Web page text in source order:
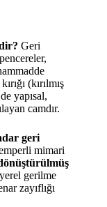
Geri
(kırılmış
yapısal,
camdır.
geri
mimari
gerilme
zayıflığı